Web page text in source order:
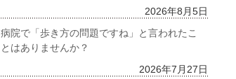
2026年8月5日
病院で「歩き方の問題ですね」と言われたこ
とはありませんか？
2026年7月27日